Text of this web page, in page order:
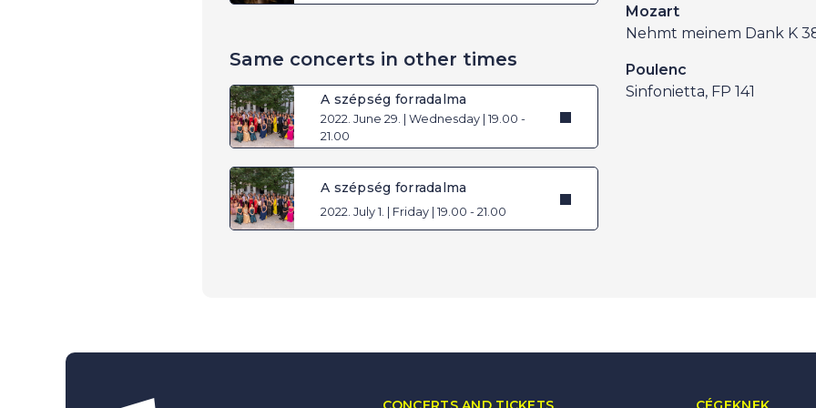
Same concerts in other times
A szépség forradalma
2022. June 29. | Wednesday | 19.00 -
21.00
A szépség forradalma
2022. July 1. | Friday | 19.00 - 21.00
Mozart
Nehmt meinem Dank K
Poulenc
Sinfonietta, FP 141